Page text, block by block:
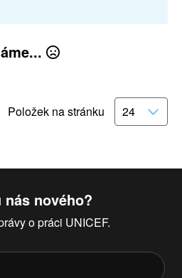
Položek na stránku
nás nového?
o práci UNICEF.